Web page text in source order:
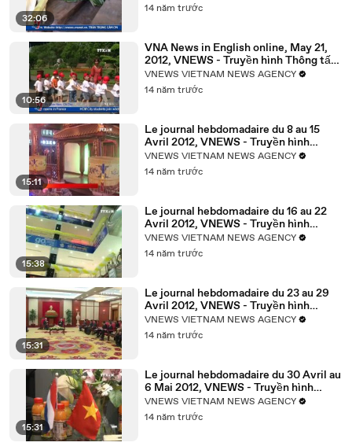
32:06
14 năm trước
10:56
VNA News in English online, May 21,
2012, VNEWS - Truyền hình Thông tấn
xã Việt Nam
VNEWS VIETNAM NEWS AGENCY
14 năm trước
15:11
Le journal hebdomadaire du 8 au 15
Avril 2012, VNEWS - Truyền hình
Thông tấn xã Việt Nam
VNEWS VIETNAM NEWS AGENCY
14 năm trước
15:38
Le journal hebdomadaire du 16 au 22
Avril 2012, VNEWS - Truyền hình
Thông tấn xã Việt Nam
VNEWS VIETNAM NEWS AGENCY
14 năm trước
15:31
Le journal hebdomadaire du 23 au 29
Avril 2012, VNEWS - Truyền hình
Thông tấn xã Việt Nam
VNEWS VIETNAM NEWS AGENCY
14 năm trước
15:31
Le journal hebdomadaire du 30 Avril au
6 Mai 2012, VNEWS - Truyền hình
Thông tấn xã Việt Nam
VNEWS VIETNAM NEWS AGENCY
14 năm trước